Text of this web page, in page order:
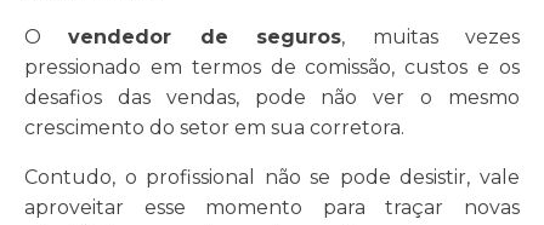
Ovendedor de seguros, muitas vezes
pressionado em termos de comissão, custos e os
desafios das vendas, pode não ver o mesmo
crescimento do setor em sua corretora.
Contudo, o profissional não se pode desistir, vale
aproveitar esse momento para traçar novas